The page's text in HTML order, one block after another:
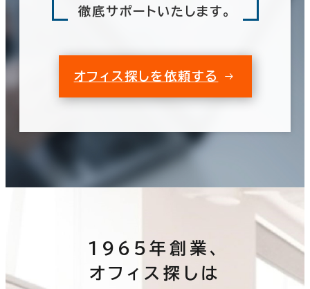
徹底サポートいたします。
オフィス探しを依頼する
1965年創業、
オフィス探しは